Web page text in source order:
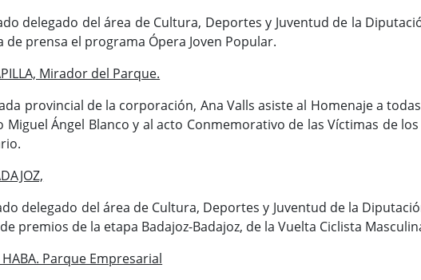
delegado del área de Cultura, Deportes y Juventud de la
de prensa el programa Ópera Joven Popular.
Mirador del Parque.
provincial de la corporación, Ana Valls asiste al Homenaje a
Miguel Ángel Blanco y al acto Conmemorativo de las Víctimas de
delegado del área de Cultura, Deportes y Juventud de la
premios de la etapa Badajoz-Badajoz, de la Vuelta Ciclista
HABA. Parque Empresarial